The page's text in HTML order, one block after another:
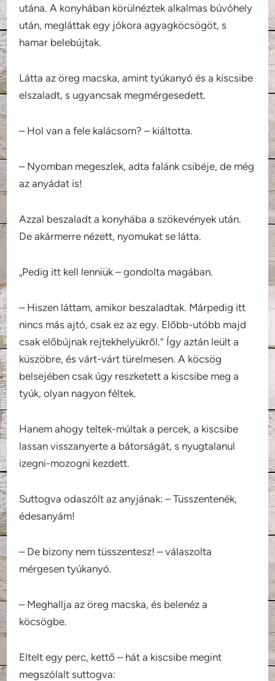
utána. A konyhában körülnéztek alkalmas búvóhely
után, megláttak egy jókora agyagköcsögöt, s
hamar belebújtak.
Látta az öreg macska, amint tyúkanyó és a kiscsibe
elszaladt, s ugyancsak megmérgesedett.
– Hol van a fele kalácsom? – kiáltotta.
– Nyomban megeszlek, adta falánk csibéje, de még
az anyádat is!
Azzal beszaladt a konyhába a szökevények után.
De akármerre nézett, nyomukat se látta.
„Pedig itt kell lenniük – gondolta magában.
– Hiszen láttam, amikor beszaladtak. Márpedig itt
nincs más ajtó, csak ez az egy. Előbb-utóbb majd
csak előbújnak rejtekhelyükről.” Így aztán leült a
küszöbre, és várt-várt türelmesen. A köcsög
belsejében csak úgy reszketett a kiscsibe meg a
tyúk, olyan nagyon féltek.
Hanem ahogy teltek-múltak a percek, a kiscsibe
lassan visszanyerte a bátorságát, s nyugtalanul
izegni-mozogni kezdett.
Suttogva odaszólt az anyjának: – Tüsszentenék,
édesanyám!
– De bizony nem tüsszentesz! – válaszolta
mérgesen tyúkanyó.
– Meghallja az öreg macska, és belenéz a
köcsögbe.
Eltelt egy perc, kettő – hát a kiscsibe megint
megszólalt suttogva: